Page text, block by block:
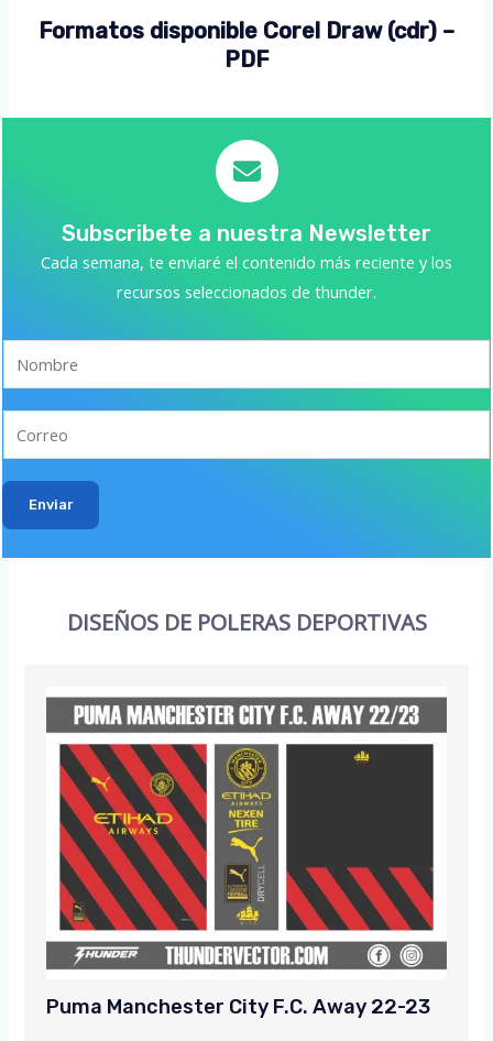
Formatos disponible Corel Draw (cdr) –
PDF
Subscribete a nuestra Newsletter
Cada semana, te enviaré el contenido más reciente y los
recursos seleccionados de thunder.
Enviar
DISEÑOS DE POLERAS DEPORTIVAS
Puma Manchester City F.C. Away 22-23